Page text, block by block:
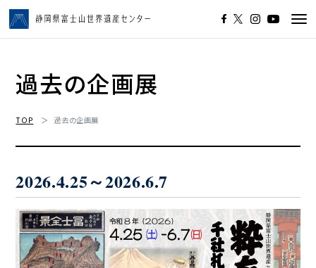
過去の企画展
TOP 過去の企画展
2026.4.25～2026.6.7